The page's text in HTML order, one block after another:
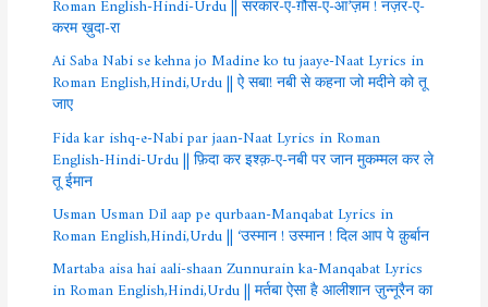
करम ख़ुदा-रा
Ai Saba Nabi se kehna jo Madine ko tu jaaye-Naat Lyrics in
Roman English,Hindi,Urdu || ऐ सबा! नबी से कहना जो मदीने को तू
जाए
Fida kar ishq-e-Nabi par jaan-Naat Lyrics in Roman
English-Hindi-Urdu || फ़िदा कर इश्क़-ए-नबी पर जान मुकम्मल कर ले
तू ईमान
Usman Usman Dil aap pe qurbaan-Manqabat Lyrics in
Roman English,Hindi,Urdu || ‘उस्मान ! उस्मान ! दिल आप पे क़ुर्बान
Martaba aisa hai aali-shaan Zunnurain ka-Manqabat Lyrics
in Roman English,Hindi,Urdu || मर्तबा ऐसा है आलीशान ज़ुन्नूरैन का